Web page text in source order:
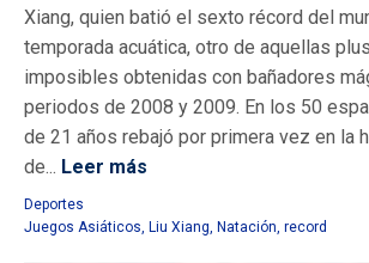
Xiang, quien batió el sexto récord del
temporada acuática, otro de aquellas
imposibles obtenidas con bañadores
periodos de 2008 y 2009. En los 50
de 21 años rebajó por primera vez en la
de... Leer más
Deportes
Juegos Asiáticos, Liu Xiang, Natación, record